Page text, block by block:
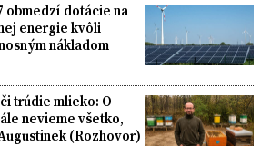
obmedzí dotácie na
energie kvôli
nákladom
trúdie mlieko: O
nevieme všetko,
(Rozhovor)